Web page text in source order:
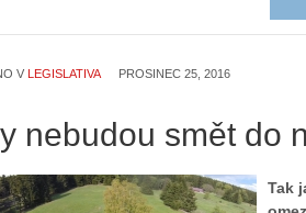
V LEGISLATIVA PROSINEC 25, 2016
nebudou smět do
Tak